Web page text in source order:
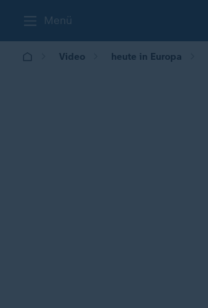
Menü
Video heute in Europa